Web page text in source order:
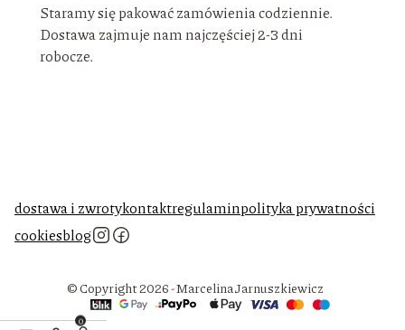
Staramy się pakować zamówienia codziennie.
Dostawa zajmuje nam najczęściej 2-3 dni
robocze.
dostawa i zwrotykontaktregulaminpolityka prywatności
cookiesblog
© Copyright 2026 - Marcelina Jarnuszkiewicz